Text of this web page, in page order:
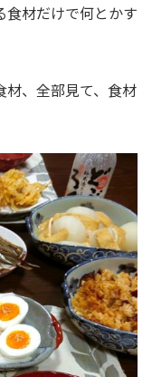
食材だけで何とかす
材、全部見て、食材